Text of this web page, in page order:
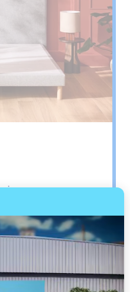
le sommier
soutien. Avec les
qui reposent sur ses
au petit matin.